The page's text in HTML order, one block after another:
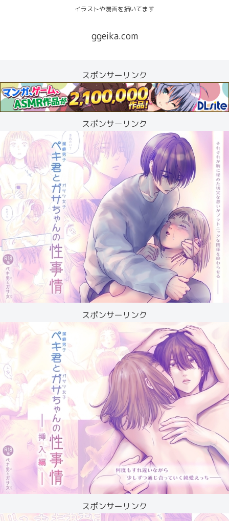
イラストや漫画を描いてます
ggeika.com
スポンサーリンク
スポンサーリンク
スポンサーリンク
スポンサーリンク